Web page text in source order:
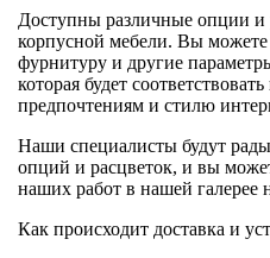
Доступны различные опции и
корпусной мебели. Вы можете
фурнитуру и другие
которая будет
предпочтениям и стилю
Наши специалисты будут
опций и расцветок, и вы
наших работ в нашей галерее
Как происходит доставка и